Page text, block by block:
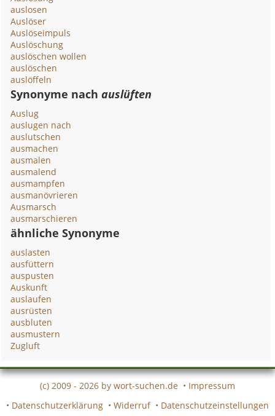
auslosen
Auslöser
Auslöseimpuls
Auslöschung
auslöschen wollen
auslöschen
auslöffeln
Synonyme nachauslüften
Auslug
auslugen nach
auslutschen
ausmachen
ausmalen
ausmalend
ausmampfen
ausmanövrieren
Ausmarsch
ausmarschieren
ähnliche Synonyme
auslasten
ausfüttern
auspusten
Auskunft
auslaufen
ausrüsten
ausbluten
ausmustern
Zugluft
(c) 2009 - 2026 by wort-suchen.de • Impressum
• Datenschutzerklärung • Widerruf • Datenschutzeinstellungen